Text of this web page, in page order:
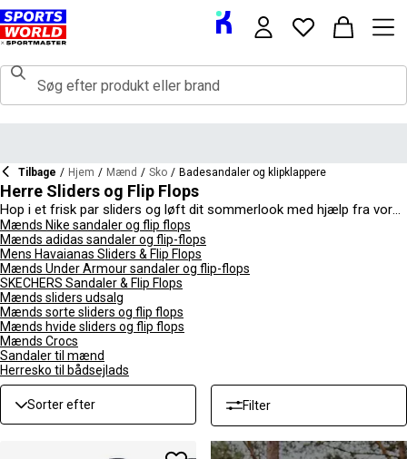
Tilbage / Hjem / Mænd / Sko / Badesandaler og klipklappere
Herre Sliders og Flip Flops
Hop i et frisk par sliders og løft dit sommerlook med hjælp fra vores
samling af mænds sliders og flip flops. Fantastiske til afslappende
dage derhjemme takket være deres fremragende komfort og
nemme slip-on stil, samt gode til at tage med på ferie på grund af
de stilfulde designs og farvekombinationer, kan du finde et par, der
passer dig bedst. Flip flops tilbyder et klassisk look til ferier og
strandindstillinger og er gode muligheder, hvis du leder efter noget
letvægts, åndbart og vandtæt. Uanset hvilken farve eller design du
leder efter, har vi det perfekte par til dig. Alsidige til mange
anledninger, om det er ved poolen, på stranden eller derhjemme, så
hop i dit par i dag.
Mænds Nike sandaler og flip flops
Mænds adidas sandaler og flip-flops
Mens Havaianas Sliders & Flip Flops
Mænds Under Armour sandaler og flip-flops
SKECHERS Sandaler & Flip Flops
Mænds sliders udsalg
Mænds sorte sliders og flip flops
Mænds hvide sliders og flip flops
Mænds Crocs
Sandaler til mænd
Herresko til bådsejlads
Sorter efter Filter